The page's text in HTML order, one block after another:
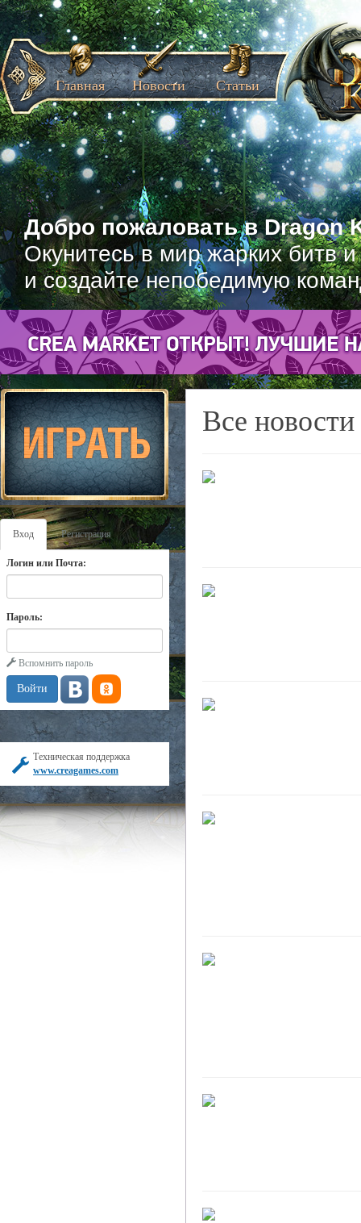
Добро пожаловать в Dragon
Окунитесь в мир жарких битв
и создайте непобедимую
Главная Новости Статьи
Вход Регистрация
Логин или Почта:
Пароль:
Вспомнить пароль
Техническая поддержка
www.creagames.com
Все новости